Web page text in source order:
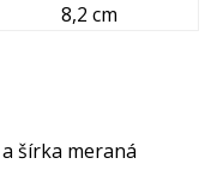
8,2 cm
šírka meraná